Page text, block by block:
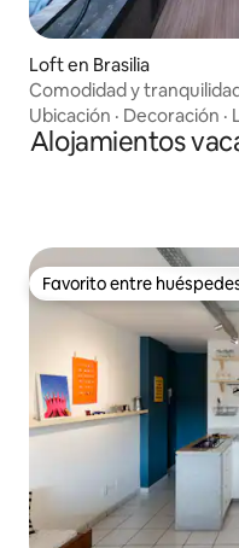
Loft en Brasilia
Comodidad y
Ubicación · Decoración ·
Alojamientos
Favorito entre
Favorito entre